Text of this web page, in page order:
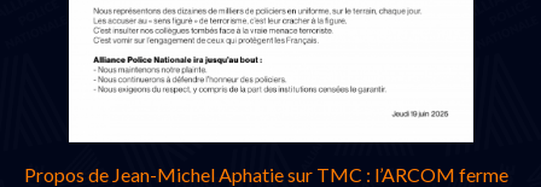
Propos de Jean-Michel Aphatie sur TMC : l’ARCOM ferme